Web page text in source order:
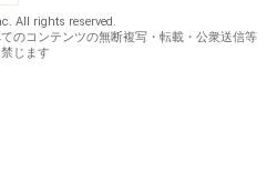
All rights reserved.
のコンテンツの無断複写・転載・公衆送信等
じます